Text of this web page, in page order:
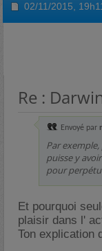
02/11/2015,
Re :
Envoyé par
Par
puisse y
pour
Et pourquoi
plaisir dans l'
Ton explication